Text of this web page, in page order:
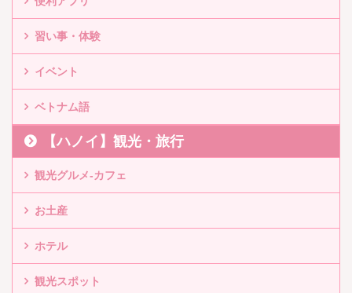
習い事・体験
イベント
ベトナム語
【ハノイ】観光・旅行
観光グルメ-カフェ
お土産
ホテル
観光スポット